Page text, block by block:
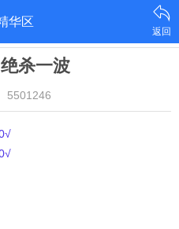
华区
返回
杀一波
5501246